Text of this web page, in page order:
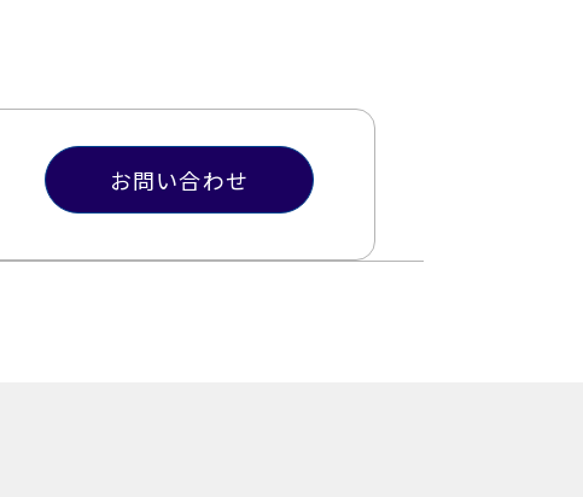
お問い合わせ